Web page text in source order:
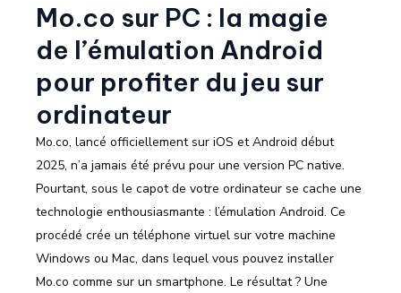
Mo.co sur PC : la magie
de l’émulation Android
pour profiter du jeu sur
ordinateur
Mo.co, lancé officiellement sur iOS et Android début
2025, n’a jamais été prévu pour une version PC native.
Pourtant, sous le capot de votre ordinateur se cache une
technologie enthousiasmante : l’émulation Android. Ce
procédé crée un téléphone virtuel sur votre machine
Windows ou Mac, dans lequel vous pouvez installer
Mo.co comme sur un smartphone. Le résultat ? Une